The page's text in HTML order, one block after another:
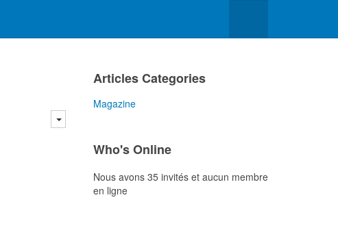
Articles Categories
Magazine
Who's Online
Nous avons 35 invités et aucun membre
en ligne